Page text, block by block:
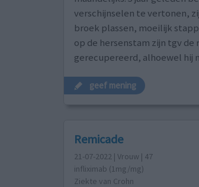
verschijnselen te vertonen,
broek plassen, moeilijk
op de hersenstam zijn tgv
gerecupereerd, alhoewel hij
geef mening
Remicade
21-07-2022 | Vrouw | 47
infliximab (1mg/mg)
Ziekte van Crohn